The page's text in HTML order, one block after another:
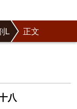
L 正文
八